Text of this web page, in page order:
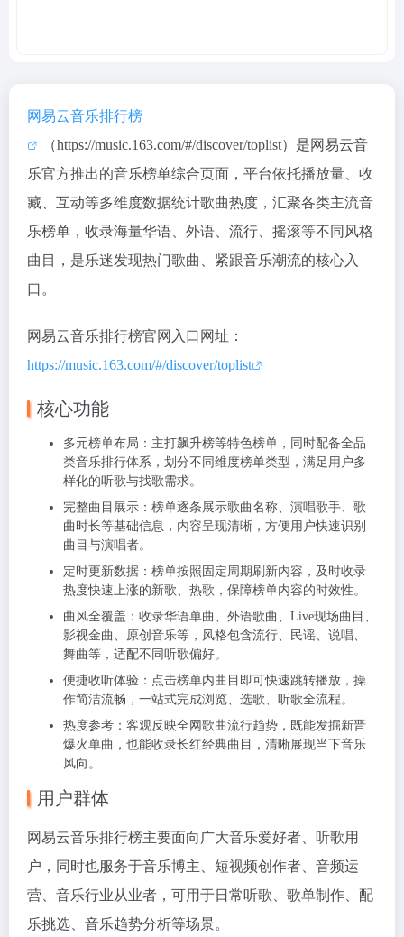
网易云音乐排行榜
（https://music.163.com/#/discover/toplist）是网易云音
乐官方推出的音乐榜单综合页面，平台依托播放量、收
藏、互动等多维度数据统计歌曲热度，汇聚各类主流音
乐榜单，收录海量华语、外语、流行、摇滚等不同风格
曲目，是乐迷发现热门歌曲、紧跟音乐潮流的核心入
口。
网易云音乐排行榜官网入口网址：
https://music.163.com/#/discover/toplist
核心功能
多元榜单布局：主打飙升榜等特色榜单，同时配备全品
类音乐排行体系，划分不同维度榜单类型，满足用户多
样化的听歌与找歌需求。
完整曲目展示：榜单逐条展示歌曲名称、演唱歌手、歌
曲时长等基础信息，内容呈现清晰，方便用户快速识别
曲目与演唱者。
定时更新数据：榜单按照固定周期刷新内容，及时收录
热度快速上涨的新歌、热歌，保障榜单内容的时效性。
曲风全覆盖：收录华语单曲、外语歌曲、Live现场曲目、
影视金曲、原创音乐等，风格包含流行、民谣、说唱、
舞曲等，适配不同听歌偏好。
便捷收听体验：点击榜单内曲目即可快速跳转播放，操
作简洁流畅，一站式完成浏览、选歌、听歌全流程。
热度参考：客观反映全网歌曲流行趋势，既能发掘新晋
爆火单曲，也能收录长红经典曲目，清晰展现当下音乐
风向。
用户群体
网易云音乐排行榜主要面向广大音乐爱好者、听歌用
户，同时也服务于音乐博主、短视频创作者、音频运
营、音乐行业从业者，可用于日常听歌、歌单制作、配
乐挑选、音乐趋势分析等场景。